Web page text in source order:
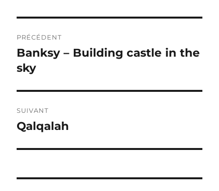
de
l’article
PRÉCÉDENT
Publication
précédente :
Banksy – Building castle in the
sky
SUIVANT
Publication
Qalqalah